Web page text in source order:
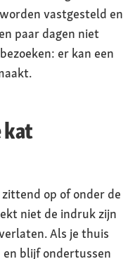
vastgesteld en
paar dagen niet
er kan een
kat
op of onder de
niet de indruk zijn
Als je thuis
en blijf ondertussen